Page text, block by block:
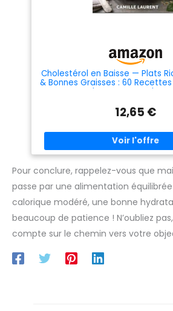
farine enrichissent leur
un emballage solide. DES
COMPTOIR DE NOÉ : Au
Comptoir de Noé sélectionne
les meilleurs produits du
d'experts pour vous offrir des
un
les
Cholestérol en Baisse — Plats
& Bonnes Graisses : 60
Soupes et Plats Gourmands au
complètes...
12,65 €
Pour conclure, rappelez-vous que
passe par une alimentation
calorique modéré, une bonne
beaucoup de patience ! N’oubliez
compte sur le chemin vers votre